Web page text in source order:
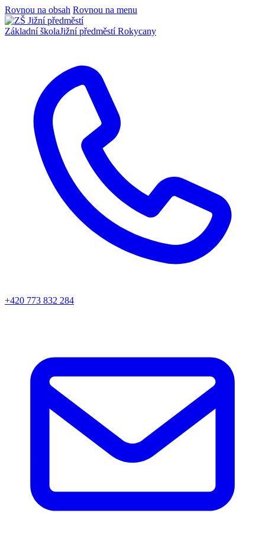
Rovnou na obsah Rovnou na menu
Základní školaJižní předměstí Rokycany
+420 773 832 284